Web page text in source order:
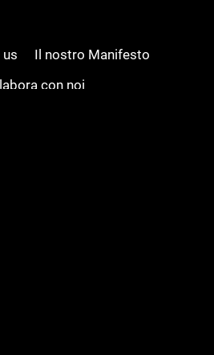
Il nostro Manifesto
con noi